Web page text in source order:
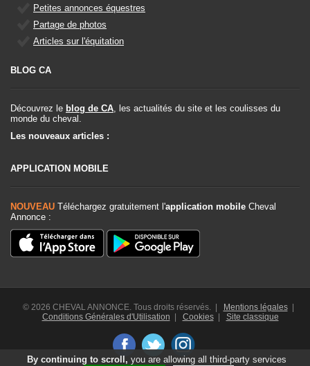
Petites annonces équestres
Partage de photos
Articles sur l'équitation
BLOG CA
Découvrez le blog de CA, les actualités du site et les coulisses du
monde du cheval.
Les nouveaux articles :
APPLICATION MOBILE
NOUVEAU Téléchargez gratuitement l'application mobile Cheval
Annonce :
© 2026 CHEVAL ANNONCE. Tous droits réservés. | Mentions légales|
Conditions Générales d'Utilisation
Cookies| Site classique
By continuing to scroll, you are allowing all third-party services